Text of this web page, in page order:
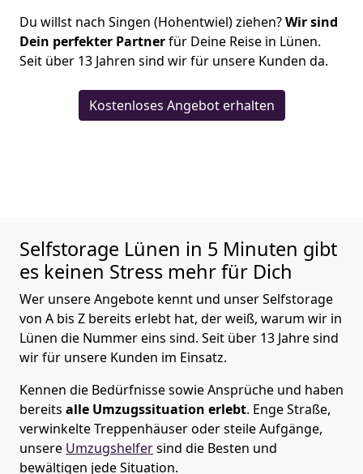
Du willst nach Singen (Hohentwiel) ziehen?Wir sind
Dein perfekter Partnerfür Deine Reise in Lünen.
Seit über 13 Jahren sind wir für unsere Kunden da.
Kostenloses Angebot erhalten
Selfstorage Lünen in 5 Minuten gibt
es keinen Stress mehr für Dich
Wer unsere Angebote kennt und unser Selfstorage
von A bis Z bereits erlebt hat, der weiß, warum wir in
Lünen die Nummer eins sind. Seit über 13 Jahre sind
wir für unsere Kunden im Einsatz.
Kennen die Bedürfnisse sowie Ansprüche und haben
bereits alle Umzugssituation erlebt. Enge Straße,
verwinkelte Treppenhäuser oder steile Aufgänge,
unsere Umzugshelfersind die Besten und
bewältigen jede Situation.